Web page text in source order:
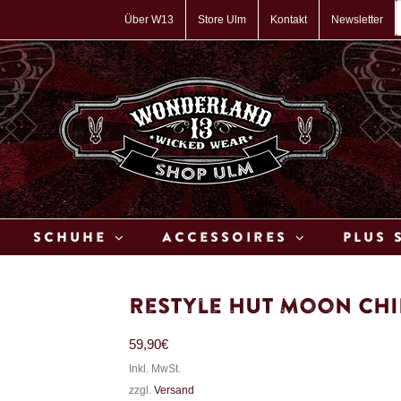
Über W13 Store Ulm Kontakt Newsletter
Schuhe Accessoires Plus
Restyle Hut Moon
59,90€
Inkl. MwSt.
zzgl. Versand